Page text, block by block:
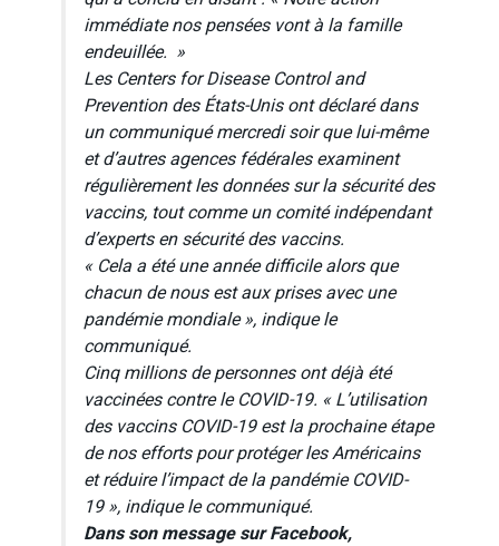
immédiate nos pensées vont à la famille
endeuillée. »
Les Centers for Disease Control and
Prevention des États-Unis ont déclaré dans
un communiqué mercredi soir que lui-même
et d’autres agences fédérales examinent
régulièrement les données sur la sécurité des
vaccins, tout comme un comité indépendant
d’experts en sécurité des vaccins.
« Cela a été une année difficile alors que
chacun de nous est aux prises avec une
pandémie mondiale », indique le
communiqué.
Cinq millions de personnes ont déjà été
vaccinées contre le COVID-19. « L’utilisation
des vaccins COVID-19 est la prochaine étape
de nos efforts pour protéger les Américains
et réduire l’impact de la pandémie COVID-
19 », indique le communiqué.
Dans son message sur Facebook,